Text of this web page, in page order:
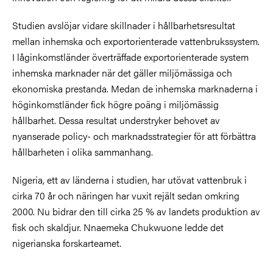
Studien avslöjar vidare skillnader i hållbarhetsresultat
mellan inhemska och exportorienterade vattenbrukssystem.
I låginkomstländer överträffade exportorienterade system
inhemska marknader när det gäller miljömässiga och
ekonomiska prestanda. Medan de inhemska marknaderna i
höginkomstländer fick högre poäng i miljömässig
hållbarhet. Dessa resultat understryker behovet av
nyanserade policy- och marknadsstrategier för att förbättra
hållbarheten i olika sammanhang.
Nigeria, ett av länderna i studien, har utövat vattenbruk i
cirka 70 år och näringen har vuxit rejält sedan omkring
2000. Nu bidrar den till cirka 25 % av landets produktion av
fisk och skaldjur. Nnaemeka Chukwuone ledde det
nigerianska forskarteamet.